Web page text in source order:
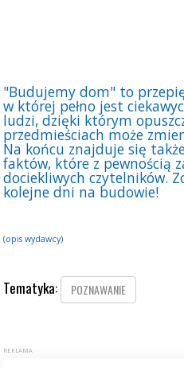
"Budujemy dom" to
w której pełno jest
ludzi, dzięki którym
przedmieściach może
Na końcu znajduje się
faktów, które z pewnością
dociekliwych czytelników.
kolejne dni na budowie!
(opis wydawcy)
Tematyka: POZNAWANIE